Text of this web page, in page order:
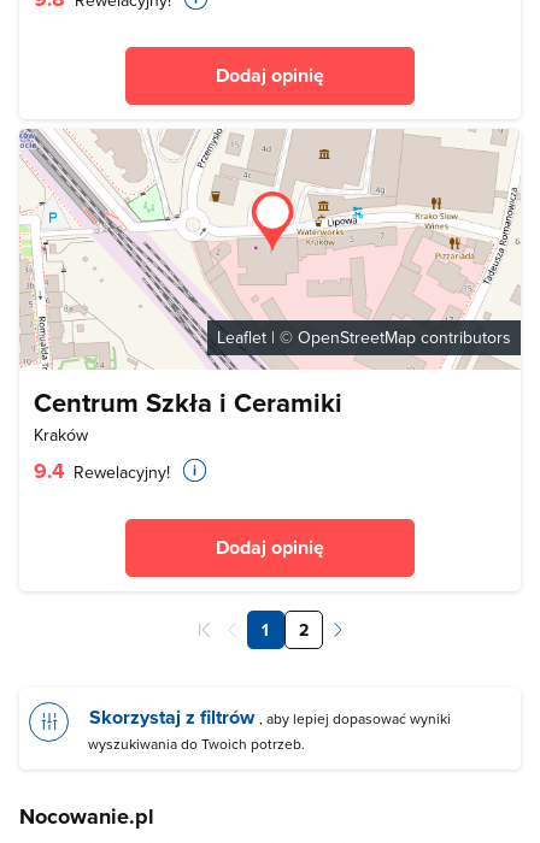
Dodaj opinię
Leaflet | © OpenStreetMap contributors
Centrum Szkła i Ceramiki
Kraków
9.4 Rewelacyjny!
Dodaj opinię
1 2
Skorzystaj z filtrów , aby lepiej dopasować wyniki
wyszukiwania do Twoich potrzeb.
Nocowanie.pl